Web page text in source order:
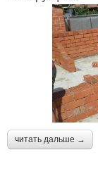
читать дальше →